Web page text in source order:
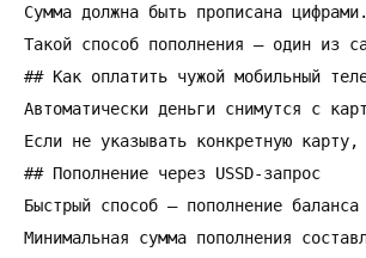
Сумма должна быть прописана
Такой способ пополнения – один из
## Как оплатить чужой мобильный
Автоматически деньги снимутся с
Если не указывать конкретную
## Пополнение через USSD-запрос
Быстрый способ – пополнение
Минимальная сумма пополнения